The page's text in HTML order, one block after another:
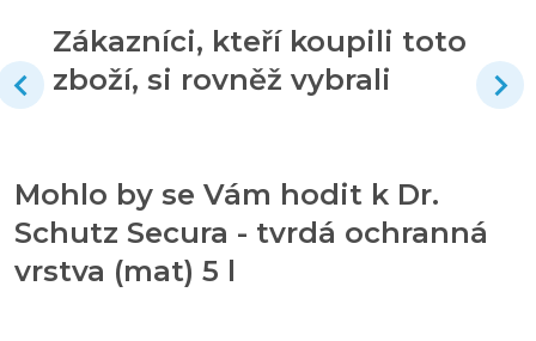
Zákazníci, kteří koupili toto
zboží, si rovněž vybrali
Mohlo by se Vám hodit k Dr.
Schutz Secura - tvrdá ochranná
vrstva (mat) 5 l